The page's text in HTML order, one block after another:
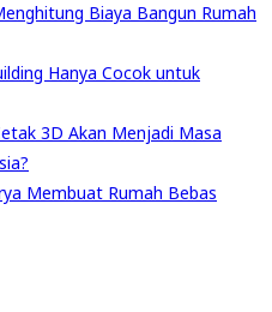
Biaya Bangun Rumah
Hanya Cocok untuk
3D Akan Menjadi Masa
Membuat Rumah Bebas